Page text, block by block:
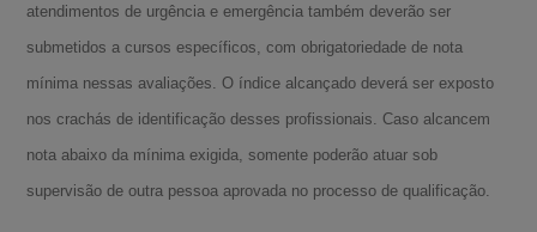
atendimentos de urgência e emergência também deverão ser
submetidos a cursos específicos, com obrigatoriedade de nota
mínima nessas avaliações. O índice alcançado deverá ser exposto
nos crachás de identificação desses profissionais. Caso alcancem
nota abaixo da mínima exigida, somente poderão atuar sob
supervisão de outra pessoa aprovada no processo de qualificação.